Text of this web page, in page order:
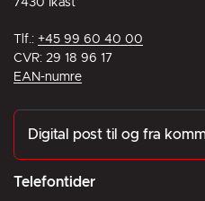
7430 Ikast
Tlf.: +45 99 60 40 00
CVR: 29 18 96 17
EAN-numre
Digital post til og fra
Telefontider